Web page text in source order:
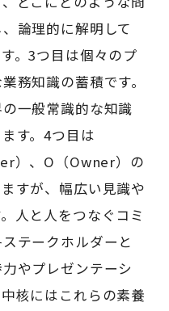
論理的に解明して
。3つ目は個々のプ
務知識の蓄積です。
一般常識的な知識
す。4つ目は
）、O（Owner）の
すが、幅広い見識や
人と人をつなぐコミ
テークホルダーと
やプレゼンテーシ
核にはこれらの素養